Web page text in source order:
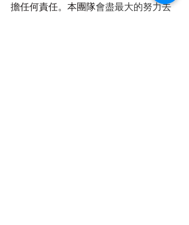
擔任何責任。本團隊會盡最大的努力去